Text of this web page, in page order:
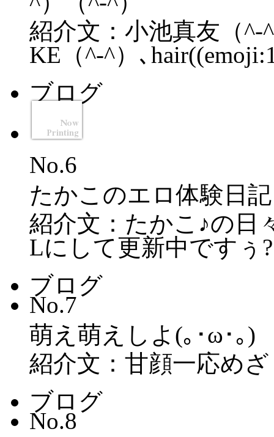
紹介文：小池真友（^-
KE（^-^）､
ブログ
No.6
たかこのエロ体験日記
紹介文：たかこ♪の日
Lにして更新中ですぅ
ブログ
No.7
萌え萌えしよ(｡･ω･｡)
紹介文：甘顔一応め
ブログ
No.8